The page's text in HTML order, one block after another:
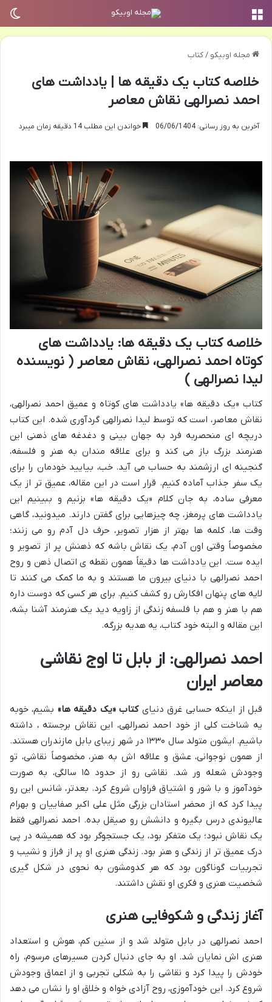
مجله اوبیکو /کتاب
خلاصه کتاب یک دقیقه ها | یادداشت های
احمد نصرالهی نقاش معاصر
آخرین به روز رسانی: 06/06/1404 خواندن این مطلب 14 دقیقه زمان میبرد
خلاصه کتاب یک دقیقه ها: یادداشت های
کوتاه احمد نصرالهی، نقاش معاصر ( نویسنده
لیدا نصرالهی )
کتاب «یک دقیقه ها» یادداشت های کوتاه و عمیق احمد نصرالهی،
نقاش معاصر، است که توسط لیدا نصرالهی گردآوری شده. این کتاب
دریچه ای منحصربه فرد به جهان بینی و دغدغه های ذهنی این
هنرمند بزرگ باز می کند و برای علاقه مندان به هنر و فلسفه،
گنجینه ای ارزشمند به حساب می آید. خب، بیایید خودمان را برای
یک سفر جذاب آماده کنیم. قرار است در این مقاله، عمیق تر از یک
معرفی ساده، به جان کلام «یک دقیقه ها» بزنیم و ببینیم این
یادداشت های پرمغز، چه چیزهایی برای گفتن دارند. میدونید، گاهی
وقت ها، کلمه ها بهتر از هزار تصویر، حرف دل آدم رو می زنند؛
مخصوصاً وقتی اون آدم، یک نقاش باشه که ذهنش پر از تصویر و
ایده ست. این یادداشت ها دقیقاً همون نقطه ی اتصال ذهن و روح
احمد نصرالهی با دنیای بیرون ما هستند و به ما کمک می کنند تا
لایه های پنهان افکارش رو کشف کنیم. برای هر کسی که دوست داره
هم با هنر و هم با فلسفه زندگی از زاویه دید یک هنرمند آشنا بشه،
این مقاله و البته خود کتاب، یه هدیه بزرگه.
احمد نصرالهی: از بابل تا اوج نقاشی
معاصر ایران
قبل از اینکه حسابی غرق دنیایکتاب «یک دقیقه ها» بشیم، خوبه
یه شناخت کلی از خود احمد نصرالهی، این نقاش برجسته ، داشته
باشیم. ایشون متولد سال ۱۳۳۰ در شهر زیبای بابل مازندران هستند.
از همون نوجوانی، عشق و علاقه اش به هنر، مخصوصاً نقاشی، تو
وجودش شعله ور شد. نقاشی رو از حدود ۱۵ سالگی، به صورت
خودآموز و با شور و اشتیاق فراوان شروع کرد. بعدتر، شانس این رو
پیدا کرد که از محضر استادان بزرگی مثل علی اکبر صفاییان و بهرام
عالیوندی درس بگیره و دانشش رو صیقل بده. احمد نصرالهی فقط
یک نقاش نبود؛ یک متفکر بود، یک جستجوگر بود که همیشه در پی
درک عمیق تر از زندگی و هنر بود. زندگی هنری او پر از فراز و نشیب و
تجربیات گوناگون بود که هر کدومشون به نحوی در شکل گیری
شخصیت هنری و فکری او نقش داشتند.
آغاز زندگی و شکوفایی هنری
احمد نصرالهی در بابل متولد شد و از سنین کم، هوش و استعداد
هنری اش نمایان شد. او به جای دنبال کردن مسیرهای مرسوم، راه
خودش را پیدا کرد و نقاشی را به شکلی تجربی و از اعماق وجودش
شروع کرد. این خودآموزی، روح آزادی خواه و خلاق او را نشان می دهد